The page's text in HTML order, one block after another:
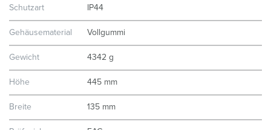
Schutzart IP44
Gehäusematerial Vollgummi
Gewicht 4342 g
Höhe 445 mm
Breite 135 mm